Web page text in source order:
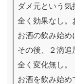
ダメ元という気
全く効果なし。
お酒の飲み始め
その後、２滴追
全く変化無し。
お酒を飲み始め